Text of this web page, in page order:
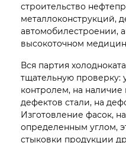
строительство
металлоконструкций,
автомобилестроении,
высокоточном
Вся партия
тщательную проверку:
контролем, на
дефектов стали, на
Изготовление фасок,
определенным углом,
стыковки продукции